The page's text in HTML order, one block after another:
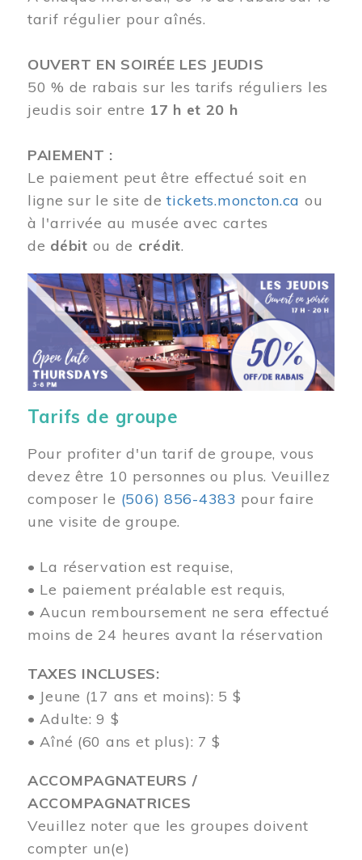
tarif régulier pour aînés.
OUVERT EN SOIRÉE LES JEUDIS
50 % de rabais sur les tarifs réguliers les
jeudis soir entre 17 h et 20 h
PAIEMENT :
Le paiement peut être effectué soit en
ligne sur le site detickets.moncton.ca ou
à l'arrivée au musée avec cartes
de débit ou de crédit.
Image
Tarifs de groupe
Pour profiter d'un tarif de groupe, vous
devez être 10 personnes ou plus. Veuillez
composer le (506) 856-4383 pour faire
une visite de groupe.
• La réservation est requise,
• Le paiement préalable est requis,
• Aucun remboursement ne sera effectué
moins de 24 heures avant la réservation
TAXES INCLUSES:
• Jeune (17 ans et moins): 5 $
• Adulte: 9 $
• Aîné (60 ans et plus): 7 $
ACCOMPAGNATEURS /
ACCOMPAGNATRICES
Veuillez noter que les groupes doivent
compter un(e)